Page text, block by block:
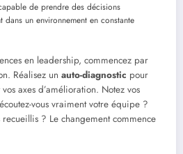
de prendre des décisions
dans un environnement en constante
en leadership, commencez par
Réalisez un auto-diagnostic pour
axes d’amélioration. Notez vos
vous vraiment votre équipe ?
? Le changement commence